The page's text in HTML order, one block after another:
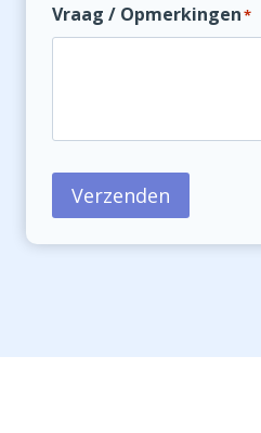
Vraag / Opmerkingen*
Verzenden